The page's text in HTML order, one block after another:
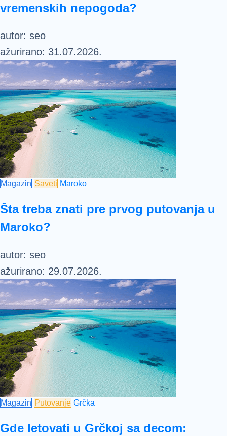
vremenskih nepogoda?
autor: seo
ažurirano: 31.07.2026.
Magazin Saveti Maroko
Šta treba znati pre prvog putovanja u
Maroko?
autor: seo
ažurirano: 29.07.2026.
Magazin Putovanje Grčka
Gde letovati u Grčkoj sa decom: